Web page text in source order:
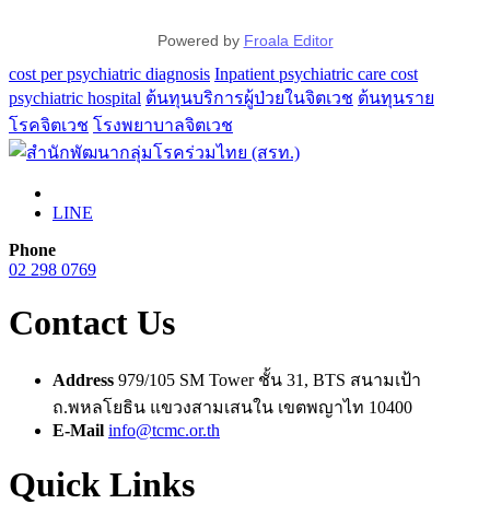
Powered by Froala Editor
cost per psychiatric diagnosis Inpatient psychiatric care cost
psychiatric hospital ต้นทุนบริการผู้ป่วยในจิตเวช ต้นทุนราย
โรคจิตเวช โรงพยาบาลจิตเวช
LINE
Phone
02 298 0769
Contact Us
Address 979/105 SM Tower ชั้น 31, BTS สนามเป้า
ถ.พหลโยธิน แขวงสามเสนใน เขตพญาไท 10400
E-Mail info@tcmc.or.th
Quick Links